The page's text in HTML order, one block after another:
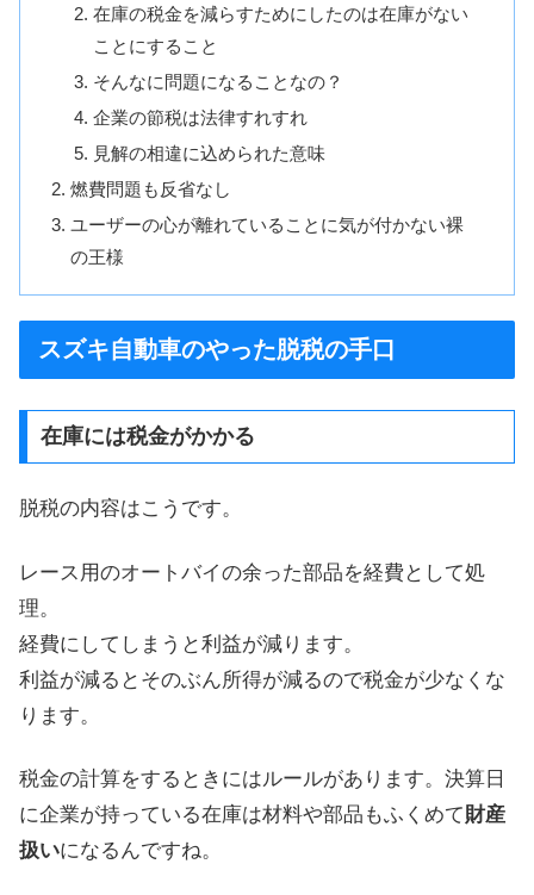
在庫の税金を減らすためにしたのは在庫がない
ことにすること
そんなに問題になることなの？
企業の節税は法律すれすれ
見解の相違に込められた意味
燃費問題も反省なし
ユーザーの心が離れていることに気が付かない裸
の王様
スズキ自動車のやった脱税の手口
在庫には税金がかかる
脱税の内容はこうです。
レース用のオートバイの余った部品を経費として処
理。
経費にしてしまうと利益が減ります。
利益が減るとそのぶん所得が減るので税金が少なくな
ります。
税金の計算をするときにはルールがあります。決算日
に企業が持っている在庫は材料や部品もふくめて財産
扱いになるんですね。